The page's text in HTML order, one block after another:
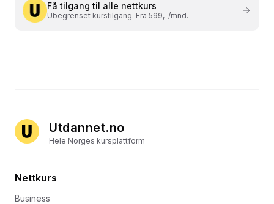
Få tilgang til alle nettkurs
Ubegrenset kurstilgang. Fra 599,-/mnd.
Utdannet.no
Hele Norges kursplattform
Nettkurs
Business